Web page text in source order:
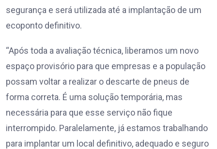
segurança e será utilizada até a implantação de um
ecoponto definitivo.
“Após toda a avaliação técnica, liberamos um novo
espaço provisório para que empresas e a população
possam voltar a realizar o descarte de pneus de
forma correta. É uma solução temporária, mas
necessária para que esse serviço não fique
interrompido. Paralelamente, já estamos trabalhando
para implantar um local definitivo, adequado e seguro